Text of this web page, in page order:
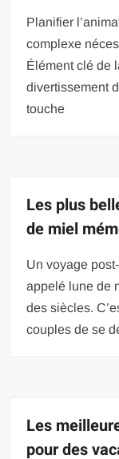
Planifier
complexe
Élément clé de
divertissement
touche
Les plus
de miel
Un voyage
appelé lune de
des siècles.
couples de se
Les
pour des